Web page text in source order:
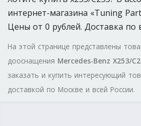
интернет-магазина «Tuning
Цены от 0 рублей. Доставка по
На этой странице представлены
дооснащения Mercedes-Benz X253/
заказать и купить интересующий
доставкой по Москве и всей России.